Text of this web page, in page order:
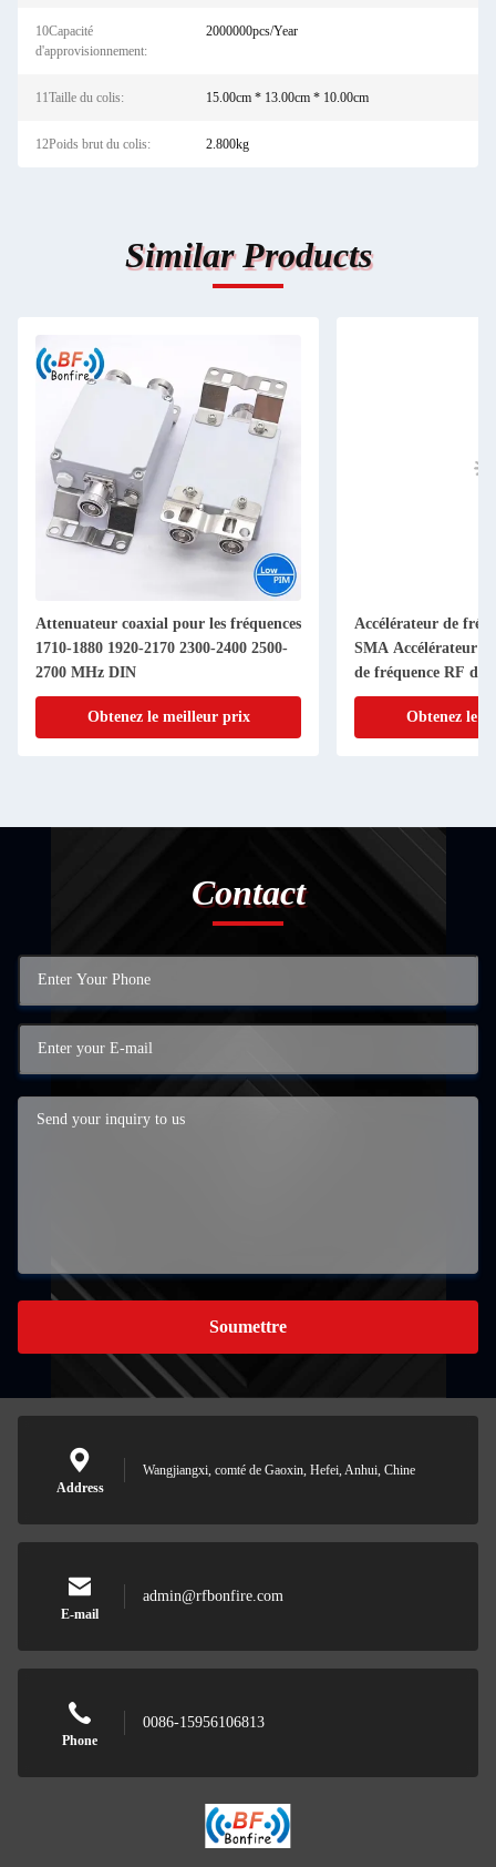
10Capacité
d'approvisionnement:
2000000pcs/Year
11Taille du colis: 15.00cm * 13.00cm * 10.00cm
12Poids brut du colis: 2.800kg
Similar Products
Attenuateur coaxial pour les fréquences
1710-1880 1920-2170 2300-2400 2500-
2700 MHz DIN
Obtenez le meilleur prix
Accélérateur de
SMA Accélérateur
de fréquence RF de
Connecteur 1-40dB
Obtenez le
Contact
Soumettre
Address
Wangjiangxi, comté de Gaoxin, Hefei, Anhui, Chine
E-mail
admin@rfbonfire.com
Phone
0086-15956106813